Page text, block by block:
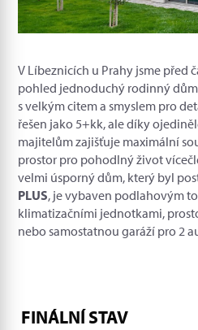
V Líbeznicích u Prahy jsme před
pohled jednoduchý rodinný
s velkým citem a smyslem pro
řešen jako 5+kk, ale díky
majitelům zajišťuje maximální
prostor pro pohodlný život
velmi úsporný dům, který byl
PLUS, je vybaven podlahovým
klimatizačními jednotkami,
nebo samostatnou garáží pro 2
FINÁLNÍ STAV